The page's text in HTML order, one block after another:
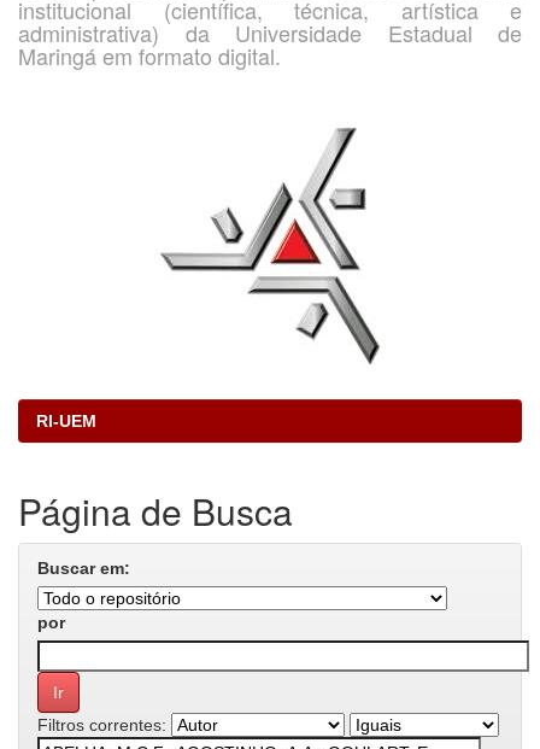
institucional (científica, técnica, artística e
administrativa) da Universidade Estadual de
Maringá em formato digital.
RI-UEM
Página de Busca
Buscar em:
por
Filtros correntes: